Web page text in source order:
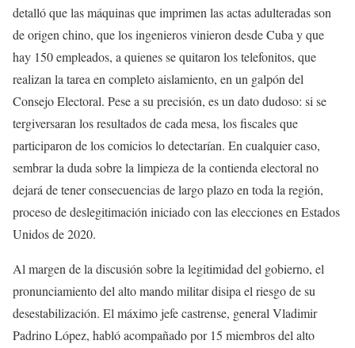
detalló que las máquinas que imprimen las actas adulteradas son
de origen chino, que los ingenieros vinieron desde Cuba y que
hay 150 empleados, a quienes se quitaron los telefonitos, que
realizan la tarea en completo aislamiento, en un galpón del
Consejo Electoral. Pese a su precisión, es un dato dudoso: si se
tergiversaran los resultados de cada mesa, los fiscales que
participaron de los comicios lo detectarían. En cualquier caso,
sembrar la duda sobre la limpieza de la contienda electoral no
dejará de tener consecuencias de largo plazo en toda la región,
proceso de deslegitimación iniciado con las elecciones en Estados
Unidos de 2020.
Al margen de la discusión sobre la legitimidad del gobierno, el
pronunciamiento del alto mando militar disipa el riesgo de su
desestabilización. El máximo jefe castrense, general Vladimir
Padrino López, habló acompañado por 15 miembros del alto